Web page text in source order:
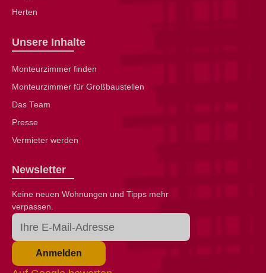
Herten
Unsere Inhalte
Monteurzimmer finden
Monteurzimmer für Großbaustellen
Das Team
Presse
Vermieter werden
Newsletter
Keine neuen Wohnungen und Tipps mehr
verpassen.
Anmelden